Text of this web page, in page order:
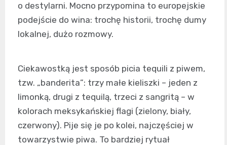
o destylarni. Mocno przypomina to europejskie
podejście do wina: trochę historii, trochę dumy
lokalnej, dużo rozmowy.
Ciekawostką jest sposób picia tequili z piwem,
tzw. „banderita”: trzy małe kieliszki – jeden z
limonką, drugi z tequilą, trzeci z sangritą – w
kolorach meksykańskiej flagi (zielony, biały,
czerwony). Pije się je po kolei, najczęściej w
towarzystwie piwa. To bardziej rytuał